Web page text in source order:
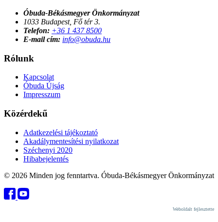
Óbuda-Békásmegyer Önkormányzat
1033 Budapest, Fő tér 3.
Telefon: +36 1 437 8500
E-mail cím: info@obuda.hu
Rólunk
Kapcsolat
Óbuda Újság
Impresszum
Közérdekű
Adatkezelési tájékoztató
Akadálymentesítési nyilatkozat
Széchenyi 2020
Hibabejelentés
© 2026 Minden jog fenntartva. Óbuda-Békásmegyer Önkormányzat
Weboldalt fejlesztette